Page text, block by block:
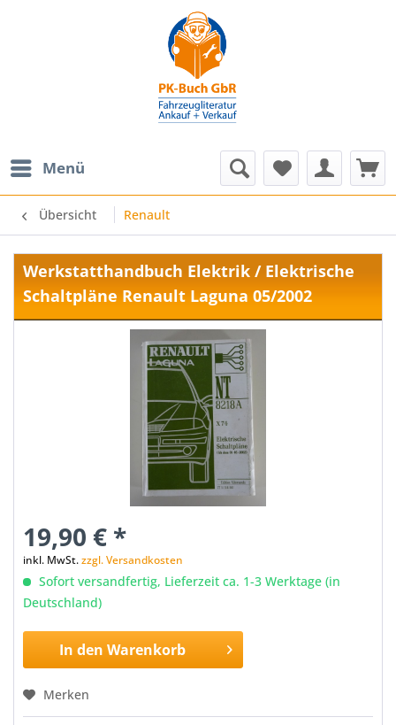
Menü
Übersicht Renault
Werkstatthandbuch Elektrik / Elektrische
Schaltpläne Renault Laguna 05/2002
19,90 € *
inkl. MwSt.zzgl. Versandkosten
Sofort versandfertig, Lieferzeit ca. 1-3 Werktage (in
Deutschland)
In den Warenkorb
Merken